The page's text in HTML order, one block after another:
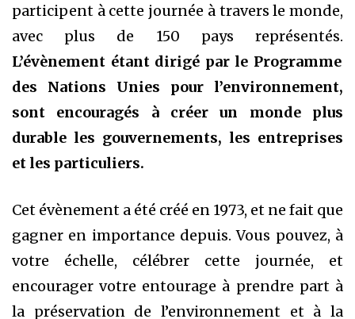
participent à cette journée à travers le monde,
avec plus de 150 pays représentés.
L’évènement étant dirigé par le Programme
des Nations Unies pour l’environnement,
sont encouragés à créer un monde plus
durable les gouvernements, les entreprises
et les particuliers.
Cet évènement a été créé en 1973, et ne fait que
gagner en importance depuis. Vous pouvez, à
votre échelle, célébrer cette journée, et
encourager votre entourage à prendre part à
la préservation de l’environnement et à la